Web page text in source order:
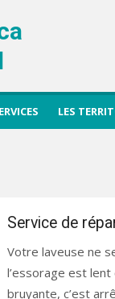
LES
Service de
Votre laveuse ne
l’essorage est
bruyante, c’est